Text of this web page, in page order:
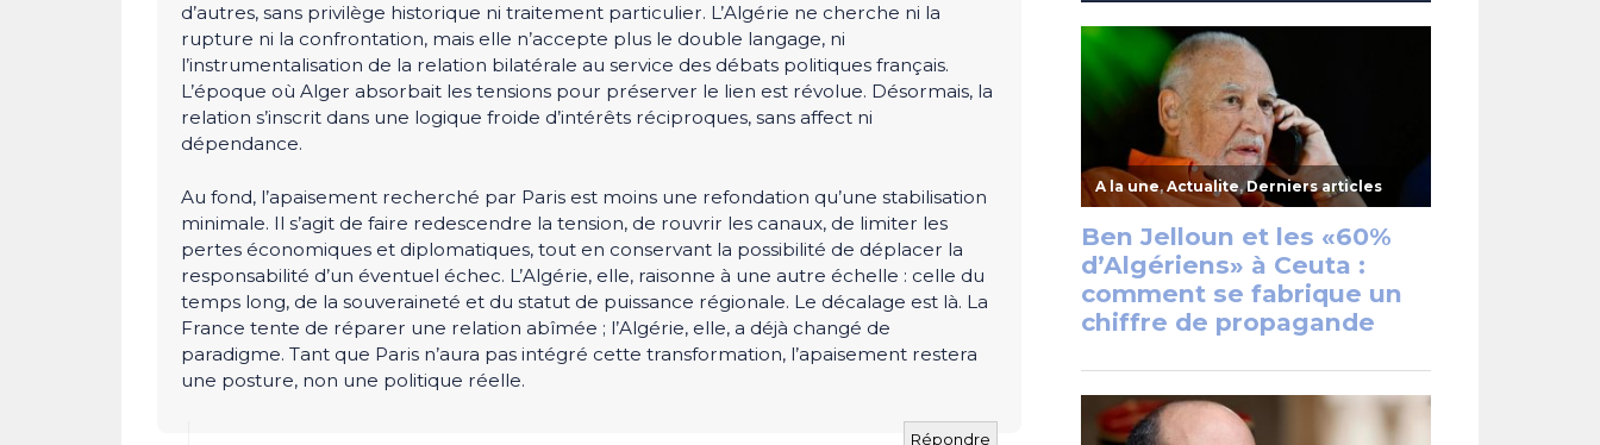
d’autres, sans privilège historique ni traitement particulier. L’Algérie ne cherche ni la
rupture ni la confrontation, mais elle n’accepte plus le double langage, ni
l’instrumentalisation de la relation bilatérale au service des débats politiques français.
L’époque où Alger absorbait les tensions pour préserver le lien est révolue. Désormais, la
relation s’inscrit dans une logique froide d’intérêts réciproques, sans affect ni
dépendance.
Au fond, l’apaisement recherché par Paris est moins une refondation qu’une stabilisation
minimale. Il s’agit de faire redescendre la tension, de rouvrir les canaux, de limiter les
pertes économiques et diplomatiques, tout en conservant la possibilité de déplacer la
responsabilité d’un éventuel échec. L’Algérie, elle, raisonne à une autre échelle : celle du
temps long, de la souveraineté et du statut de puissance régionale. Le décalage est là. La
France tente de réparer une relation abîmée ; l’Algérie, elle, a déjà changé de
paradigme. Tant que Paris n’aura pas intégré cette transformation, l’apaisement restera
une posture, non une politique réelle.
Répondre